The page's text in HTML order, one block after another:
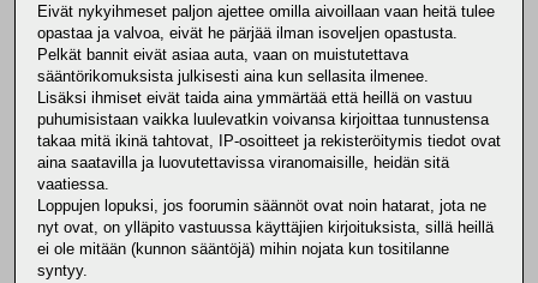
Eivät nykyihmeset paljon ajettee omilla aivoillaan vaan heitä tulee
opastaa ja valvoa, eivät he pärjää ilman isoveljen opastusta.
Pelkät bannit eivät asiaa auta, vaan on muistutettava
sääntörikomuksista julkisesti aina kun sellasita ilmenee.
Lisäksi ihmiset eivät taida aina ymmärtää että heillä on vastuu
puhumisistaan vaikka luulevatkin voivansa kirjoittaa tunnustensa
takaa mitä ikinä tahtovat, IP-osoitteet ja rekisteröitymis tiedot ovat
aina saatavilla ja luovutettavissa viranomaisille, heidän sitä
vaatiessa.
Loppujen lopuksi, jos foorumin säännöt ovat noin hatarat, jota ne
nyt ovat, on ylläpito vastuussa käyttäjien kirjoituksista, sillä heillä
ei ole mitään (kunnon sääntöjä) mihin nojata kun tositilanne
syntyy.